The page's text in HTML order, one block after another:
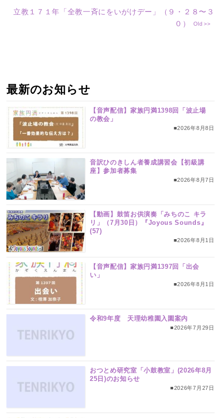
立教１７１年「全教一斉にをいがけデー」（９・２８〜３
０）
最新のお知らせ
【音声配信】家族円満1398回「波止場
の教会」
■2026年8月8日
音訳ひのきしん者養成講習会【初級講
座】参加者募集
■2026年8月7日
【動画】鼓笛お供演奏「みちのこ キラ
リ」（7月30日）『Joyous Sounds』
(57)
■2026年8月1日
【音声配信】家族円満1397回「出会
い」
■2026年8月1日
令和9年度 天理幼稚園入園案内
■2026年7月29日
おつとめ研究室「小鼓教室」(2026年8月
25日)のお知らせ
■2026年7月27日